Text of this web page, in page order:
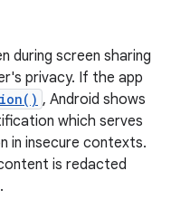
during screen sharing
privacy. If the app
, Android shows
which serves
in insecure contexts.
is redacted